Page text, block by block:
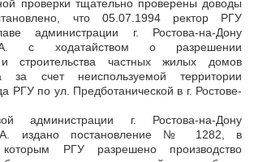
проверки тщательно проверены доводы
что 05.07.1994 ректор РГУ
администрации г. Ростова-на-Дону
с ходатайством о разрешении
и строительства частных жилых домов
за счет неиспользуемой территории
РГУ по ул. Предботанической в г. Ростове-
администрации г. Ростова-на-Дону
издано постановление № 1282, в
которым РГУ разрешено производство